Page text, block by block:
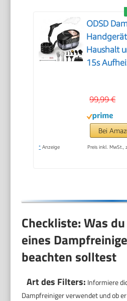
ODSD
Haushalt
15s
99,99 €
Bei
* Anzeige Preis inkl. MwSt.,
Checkliste: Was
eines
beachten solltest
Art des Filters: Informiere
Dampfreiniger verwendet und ob